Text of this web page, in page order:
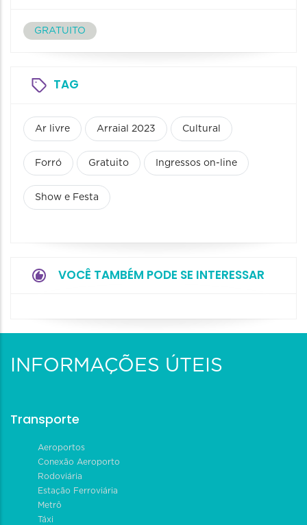
GRATUITO
TAG
Ar livre Arraial 2023 Cultural
Forró Gratuito Ingressos on-line
Show e Festa
VOCÊ TAMBÉM PODE SE INTERESSAR
INFORMAÇÕES ÚTEIS
Transporte
Aeroportos
Conexão Aeroporto
Rodoviária
Estação Ferroviária
Metrô
Táxi